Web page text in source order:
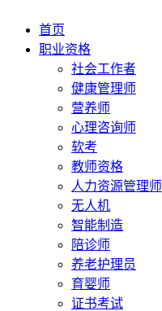
首页
职业资格
社会工作者
健康管理师
营养师
心理咨询师
软考
教师资格
人力资源管理师
无人机
智能制造
陪诊师
养老护理员
育婴师
证书考试